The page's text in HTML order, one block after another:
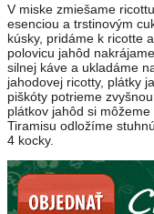
V miske zmiešame
esenciou a trstinovým
kúsky, pridáme k ricotte
polovicu jahôd
silnej káve a ukladáme
jahodovej ricotty, plátky
piškóty potrieme
plátkov jahôd si
Tiramisu odložíme
4 kocky.